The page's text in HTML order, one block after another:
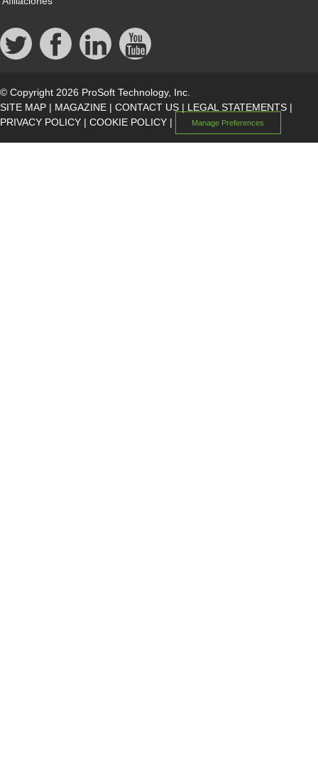
© Copyright 2026 ProSoft Technology, Inc.
SITE MAP | MAGAZINE | CONTACT US | LEGAL STATEMENTS |
PRIVACY POLICY | COOKIE POLICY | Manage Preferences